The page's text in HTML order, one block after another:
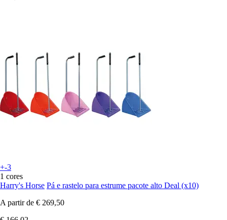
+-3
1 cores
Harry's Horse Pá e rastelo para estrume pacote alto Deal (x10)
A partir de € 269,50